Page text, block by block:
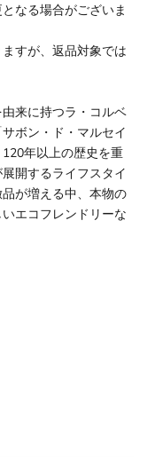
なる場合がございま
すが、返品対象では
来に持つラ・コルベ
ボン・ド・マルセイ
年以上の歴史を重
開するライフスタイ
が増える中、本物の
エコフレンドリーな